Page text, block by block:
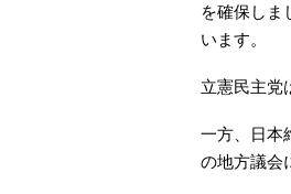
を確保しま
います。
立憲民主党
一方、日本
の地方議会